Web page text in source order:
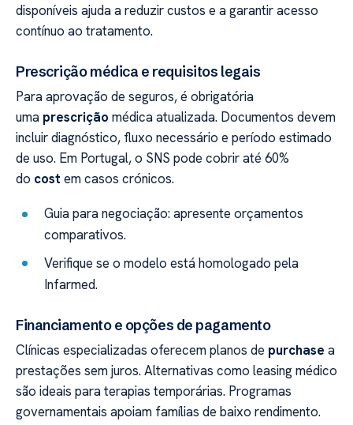
disponíveis ajuda a reduzir custos e a garantir acesso
contínuo ao tratamento.
Prescrição médica e requisitos legais
Para aprovação de seguros, é obrigatória
uma prescrição médica atualizada. Documentos devem
incluir diagnóstico, fluxo necessário e período estimado
de uso. Em Portugal, o SNS pode cobrir até 60%
do cost em casos crónicos.
Guia para negociação: apresente orçamentos
comparativos.
Verifique se o modelo está homologado pela
Infarmed.
Financiamento e opções de pagamento
Clínicas especializadas oferecem planos de purchase a
prestações sem juros. Alternativas como leasing médico
são ideais para terapias temporárias. Programas
governamentais apoiam famílias de baixo rendimento.